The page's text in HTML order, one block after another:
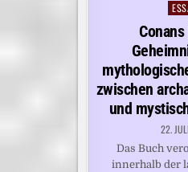
zwischen
und
22.
Das Buch
innerhalb der